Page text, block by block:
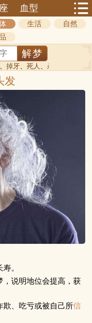
血型
生活
自然
、 掉牙、 死人 、 杀人
发
。
说明地位会提高，获
欺、吃亏或被自己所信